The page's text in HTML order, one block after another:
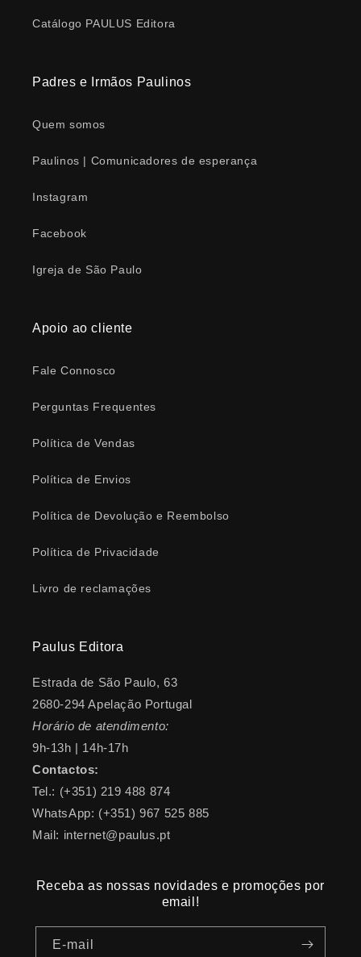
Catálogo PAULUS Editora
Padres e Irmãos Paulinos
Quem somos
Paulinos | Comunicadores de esperança
Instagram
Facebook
Igreja de São Paulo
Apoio ao cliente
Fale Connosco
Perguntas Frequentes
Política de Vendas
Política de Envios
Política de Devolução e Reembolso
Política de Privacidade
Livro de reclamações
Paulus Editora
Estrada de São Paulo, 63
2680-294 Apelação Portugal
Horário de atendimento:
9h-13h | 14h-17h
Contactos:
Tel.: (+351) 219 488 874
WhatsApp: (+351) 967 525 885
Mail: internet@paulus.pt
Receba as nossas novidades e promoções por
email!
E-mail